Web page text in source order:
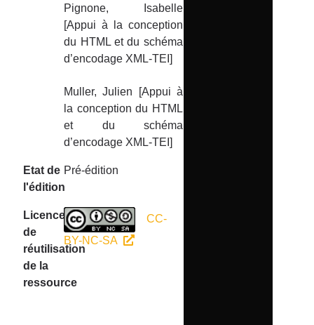
Pignone, Isabelle
[Appui à la conception
du HTML et du schéma
d’encodage XML-TEI]
Muller, Julien [Appui à
la conception du HTML
et du schéma
d’encodage XML-TEI]
Etat de
l'édition
Pré-édition
Licence
de
réutilisation
de la
ressource
CC-
BY-NC-SA